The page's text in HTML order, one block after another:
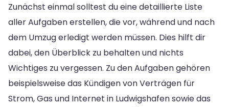
Zunächst einmal solltest du eine detaillierte Liste
aller Aufgaben erstellen, die vor, während und nach
dem Umzug erledigt werden müssen. Dies hilft dir
dabei, den Überblick zu behalten und nichts
Wichtiges zu vergessen. Zu den Aufgaben gehören
beispielsweise das Kündigen von Verträgen für
Strom, Gas und Internet in Ludwigshafen sowie das